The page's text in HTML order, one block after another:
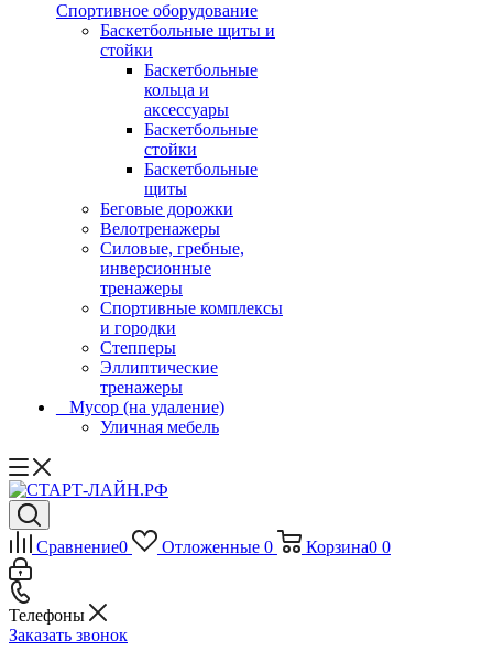
Спортивное оборудование
Баскетбольные щиты и
стойки
Баскетбольные
кольца и
аксессуары
Баскетбольные
стойки
Баскетбольные
щиты
Беговые дорожки
Велотренажеры
Силовые, гребные,
инверсионные
тренажеры
Спортивные комплексы
и городки
Степперы
Эллиптические
тренажеры
_ Мусор (на удаление)
Уличная мебель
Сравнение0 Отложенные 0 Корзина0 0
Телефоны
Заказать звонок